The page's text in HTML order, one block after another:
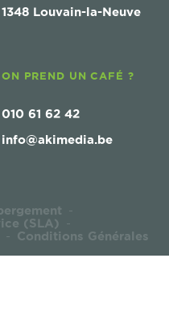
1348 Louvain-la-Neuve
ON PREND UN CAFÉ ?
010 61 62 42
info@akimedia.be
-
(SLA) -
- Conditions Générales